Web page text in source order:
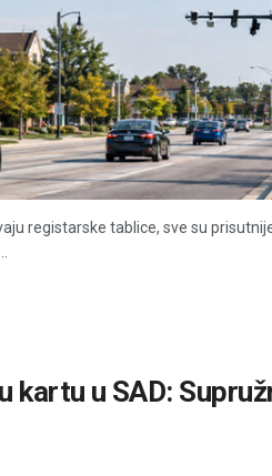
registarske tablice, sve su
kartu u SAD: